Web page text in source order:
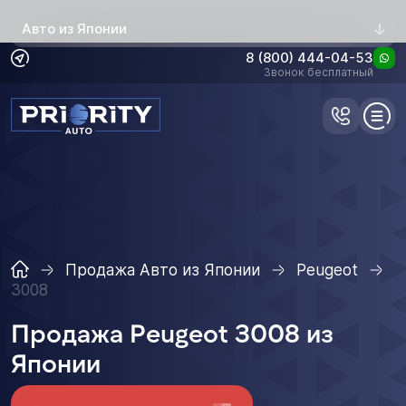
Авто из Японии
8 (800) 444-04-53
Звонок бесплатный
Продажа Авто из Японии
Peugeot
3008
Продажа Peugeot 3008 из
Японии